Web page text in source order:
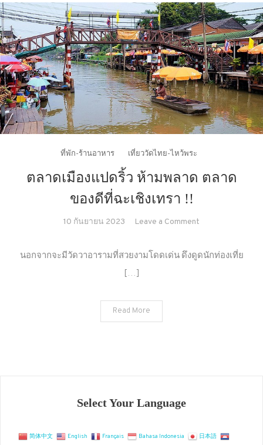
ที่พัก-ร้านอาหาร เที่ยววัดไทย-ไหว้พระ
ตลาดเมืองแปดริ้ว ห้ามพลาด ตลาด
ของดีที่ฉะเชิงเทรา !!
10 กันยายน 2023 Leave a Comment
เมือง
นอกจากจะมีวัดวาอารามที่สวยงามโดดเด่น ดึงดูดนักท่องเที่ย
[…]
Read More
Select Your Language
简体中文 English Français Bahasa Indonesia 日本語